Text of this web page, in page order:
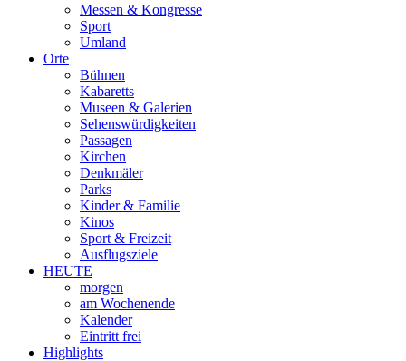
Messen & Kongresse
Sport
Umland
Orte
Bühnen
Kabaretts
Museen & Galerien
Sehenswürdigkeiten
Passagen
Kirchen
Denkmäler
Parks
Kinder & Familie
Kinos
Sport & Freizeit
Ausflugsziele
HEUTE
morgen
am Wochenende
Kalender
Eintritt frei
Highlights